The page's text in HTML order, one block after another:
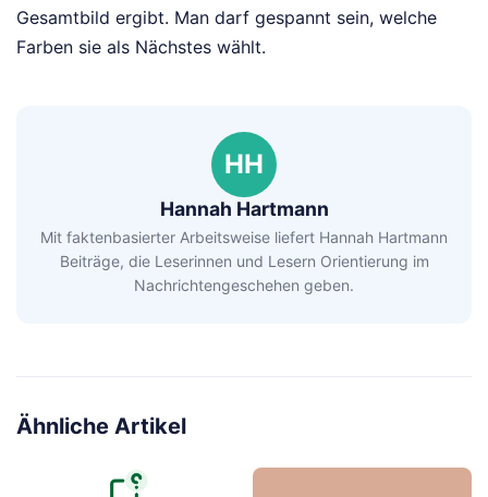
Gesamtbild ergibt. Man darf gespannt sein, welche
Farben sie als Nächstes wählt.
HH
Hannah Hartmann
Mit faktenbasierter Arbeitsweise liefert Hannah Hartmann
Beiträge, die Leserinnen und Lesern Orientierung im
Nachrichtengeschehen geben.
Ähnliche Artikel